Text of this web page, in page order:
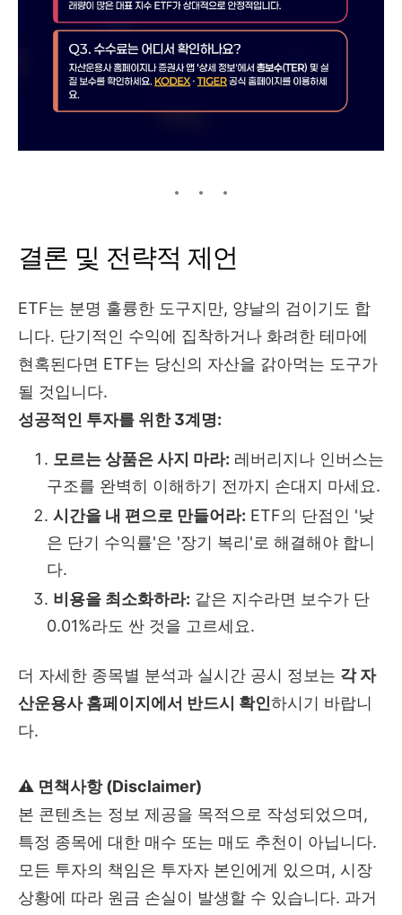
결론 및 전략적 제언
ETF는 분명 훌륭한 도구지만, 양날의 검이기도 합
니다. 단기적인 수익에 집착하거나 화려한 테마에
현혹된다면 ETF는 당신의 자산을 갉아먹는 도구가
될 것입니다.
성공적인 투자를 위한 3계명:
모르는 상품은 사지 마라: 레버리지나 인버스는
구조를 완벽히 이해하기 전까지 손대지 마세요.
시간을 내 편으로 만들어라: ETF의 단점인 '낮
은 단기 수익률'은 '장기 복리'로 해결해야 합니
다.
비용을 최소화하라: 같은 지수라면 보수가 단
0.01%라도 싼 것을 고르세요.
더 자세한 종목별 분석과 실시간 공시 정보는 각 자
산운용사 홈페이지에서 반드시 확인하시기 바랍니
다.
⚠️ 면책사항 (Disclaimer)
본 콘텐츠는 정보 제공을 목적으로 작성되었으며,
특정 종목에 대한 매수 또는 매도 추천이 아닙니다.
모든 투자의 책임은 투자자 본인에게 있으며, 시장
상황에 따라 원금 손실이 발생할 수 있습니다. 과거